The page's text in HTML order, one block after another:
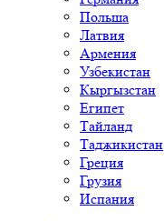
Польша
Латвия
Армения
Узбекистан
Кыргызстан
Египет
Тайланд
Таджикистан
Греция
Грузия
Испания